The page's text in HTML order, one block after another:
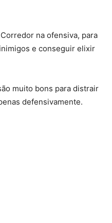
na ofensiva, para
e conseguir elixir
muito bons para distrair
defensivamente.